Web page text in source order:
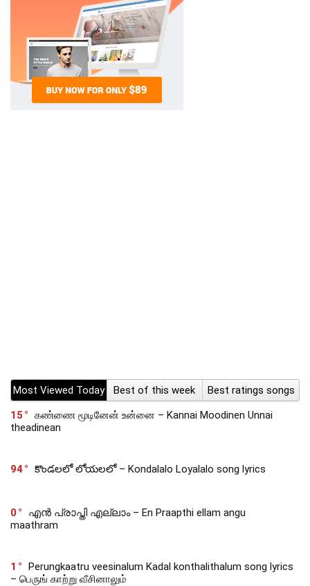
Most Viewed Today Best of this week
Best ratings songs
15
கண்ணை மூடினேன் உன்னை – Kannai Moodinen Unnai
theadinean
94 కొండలలో లోయలలో – Kondalalo Loyalalo song lyrics
0
എൻ പ്രാപ്തി എല്ലാം – En Praapthi ellam angu
maathram
1
Perungkaatru veesinalum Kadal konthalithalum song lyrics
– பெருங் காற்று வீசினாலும்